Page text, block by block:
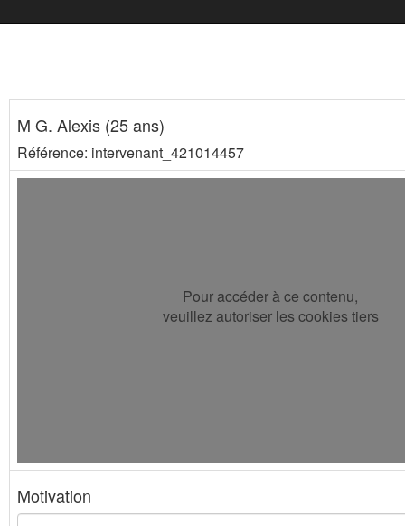
M G. Alexis (25 ans)
Référence: intervenant_421014457
Pour accéder à ce contenu,
veuillez autoriser les cookies tiers
Motivation